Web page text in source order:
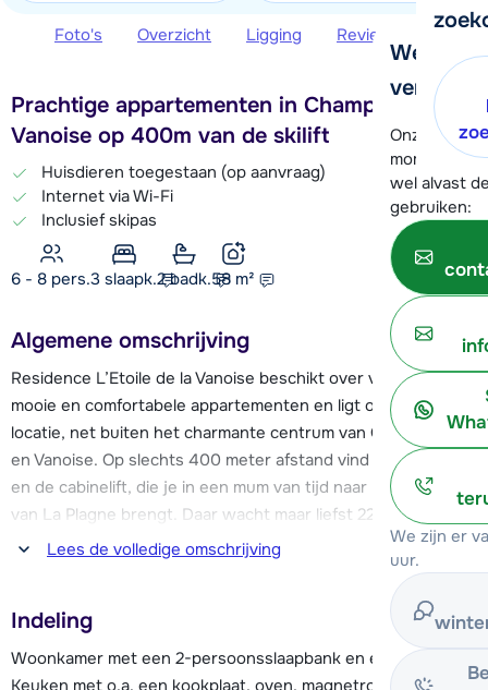
We
verder!
Onze
moment
wel alvast
gebruiken:
We zijn er
uur.
Foto's Overzicht Ligging Reviews
Prachtige appartementen in Champagny en
Vanoise op 400m van de skilift
Huisdieren toegestaan (op aanvraag)
Internet via Wi-Fi
Inclusief skipas
6 - 8 pers.3 slaapk.2 badk.58 m²
Algemene omschrijving
Residence L’Etoile de la Vanoise beschikt over verschillende
mooie en comfortabele appartementen en ligt op een mooie
locatie, net buiten het charmante centrum van Champagny
en Vanoise. Op slechts 400 meter afstand vind je de piste
en de cabinelift, die je in een mum van tijd naar het skigebied
van La Plagne brengt. Daar wacht maar liefst 225 kilometer
aan pistes op je! Aan het einde van de dag kan je via twee
Faciliteiten als een skischool, sportwinkels met skiverhuur,
supermarkt, restaurants en bars zijn allemaal te vinden in
het centrum. Verder heeft het dorp o.a. een openbaar
Lees de volledige omschrijving
Indeling
Woonkamer met een 2-persoonsslaapbank en een televisie.